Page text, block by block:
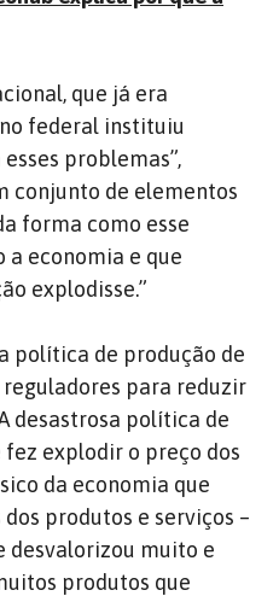
que já era
federal instituiu
problemas”,
conjunto de elementos
forma como esse
a economia e que
explodisse.”
política de produção de
para reduzir
desastrosa política de
explodir o preço dos
da economia que
produtos e serviços –
desvalorizou muito e
produtos que